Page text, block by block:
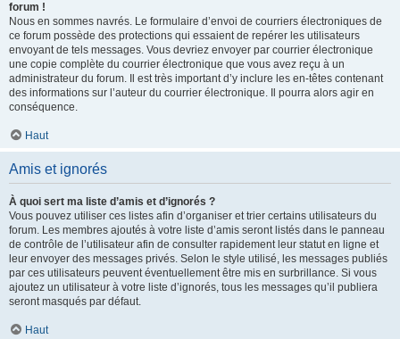
forum !
Nous en sommes navrés. Le formulaire d’envoi de courriers électroniques de
ce forum possède des protections qui essaient de repérer les utilisateurs
envoyant de tels messages. Vous devriez envoyer par courrier électronique
une copie complète du courrier électronique que vous avez reçu à un
administrateur du forum. Il est très important d’y inclure les en-têtes contenant
des informations sur l’auteur du courrier électronique. Il pourra alors agir en
conséquence.
Haut
Amis et ignorés
À quoi sert ma liste d’amis et d’ignorés ?
Vous pouvez utiliser ces listes afin d’organiser et trier certains utilisateurs du
forum. Les membres ajoutés à votre liste d’amis seront listés dans le panneau
de contrôle de l’utilisateur afin de consulter rapidement leur statut en ligne et
leur envoyer des messages privés. Selon le style utilisé, les messages publiés
par ces utilisateurs peuvent éventuellement être mis en surbrillance. Si vous
ajoutez un utilisateur à votre liste d’ignorés, tous les messages qu’il publiera
seront masqués par défaut.
Haut